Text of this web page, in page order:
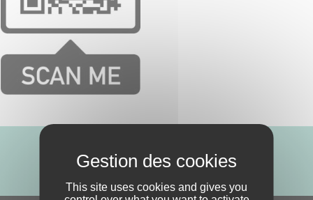
ABONNE-TOI !
This site uses cookies and gives you